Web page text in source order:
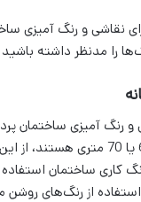
نقاشی و رنگ آمیزی
را مدنظر داشته
و رنگ آمیزی ساختمان
خانه‌‌ها کوچک و با متراژ
کاری ساختمان
از رنگ‌‌های